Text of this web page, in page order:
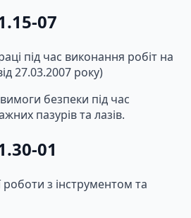
під час виконання робіт на
27.03.2007 року)
безпеки під час
пазурів та лазів.
з інструментом та